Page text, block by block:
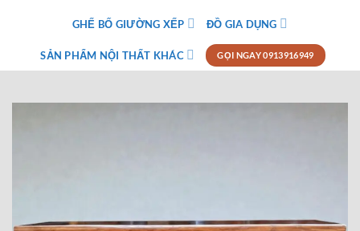
GHẾ BỐ GIƯỜNG XẾP ĐỒ GIA DỤNG
SẢN PHẨM NỘI THẤT KHÁC GỌI NGAY 0913916949